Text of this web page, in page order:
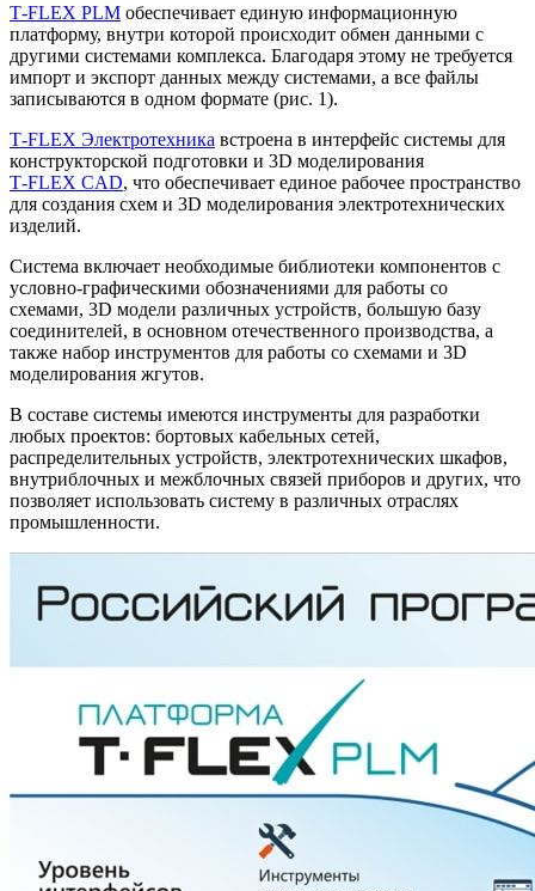
T‑FLEX PLM обеспечивает единую информационную
платформу, внутри которой происходит обмен данными с
другими системами комплекса. Благодаря этому не требуется
импорт и экспорт данных между системами, а все файлы
записываются в одном формате (рис. 1).
T‑FLEX Электротехника встроена в интерфейс системы для
конструкторской подготовки и 3D моделирования
T‑FLEX CAD, что обеспечивает единое рабочее пространство
для создания схем и 3D моделирования электротехнических
изделий.
Система включает необходимые библиотеки компонентов с
условно-графическими обозначениями для работы со
схемами, 3D модели различных устройств, большую базу
соединителей, в основном отечественного производства, а
также набор инструментов для работы со схемами и 3D
моделирования жгутов.
В составе системы имеются инструменты для разработки
любых проектов: бортовых кабельных сетей,
распределительных устройств, электротехнических шкафов,
внутриблочных и межблочных связей приборов и других, что
позволяет использовать систему в различных отраслях
промышленности.